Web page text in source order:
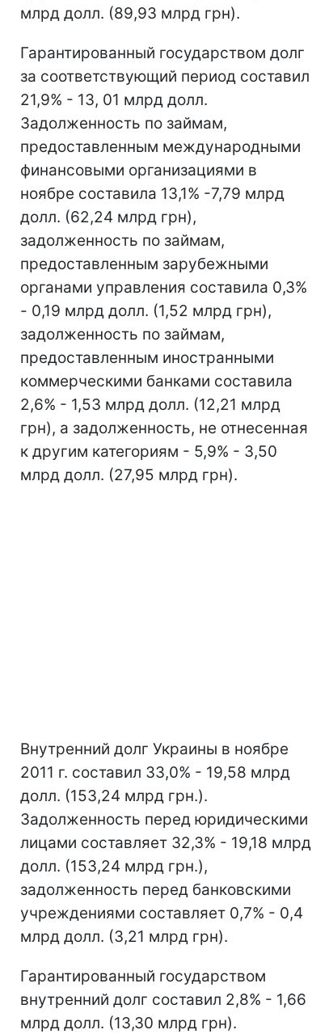
млрд долл. (89,93 млрд грн).
Гарантированный государством долг
за соответствующий период составил
21,9% - 13, 01 млрд долл.
Задолженность по займам,
предоставленным международными
финансовыми организациями в
ноябре составила 13,1% -7,79 млрд
долл. (62,24 млрд грн),
задолженность по займам,
предоставленным зарубежными
органами управления составила 0,3%
- 0,19 млрд долл. (1,52 млрд грн),
задолженность по займам,
предоставленным иностранными
коммерческими банками составила
2,6% - 1,53 млрд долл. (12,21 млрд
грн), а задолженность, не отнесенная
к другим категориям - 5,9% - 3,50
млрд долл. (27,95 млрд грн).
Внутренний долг Украины в ноябре
2011 г. составил 33,0% - 19,58 млрд
долл. (153,24 млрд грн.).
Задолженность перед юридическими
лицами составляет 32,3% - 19,18 млрд
долл. (153,24 млрд грн.),
задолженность перед банковскими
учреждениями составляет 0,7% - 0,4
млрд долл. (3,21 млрд грн).
Гарантированный государством
внутренний долг составил 2,8% - 1,66
млрд долл. (13,30 млрд грн).